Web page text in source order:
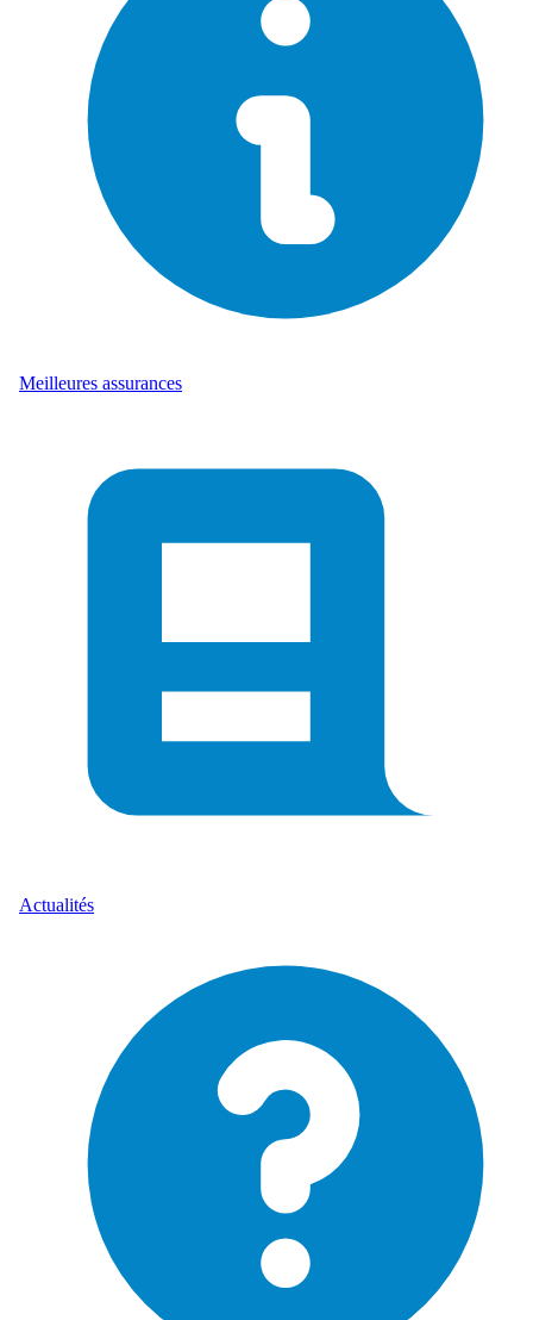
Meilleures assurances
Actualités